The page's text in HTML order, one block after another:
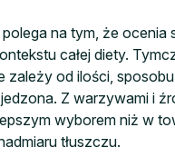
na tym, że ocenia
całej diety.
zależy od ilości,
Z warzywami i
wyborem niż w
tłuszczu.